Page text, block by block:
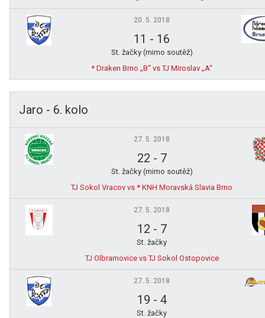
20. 5. 2018
11 - 16
St. žačky (mimo soutěž)
* Draken Brno „B“ vs TJ Miroslav „A“
Jaro - 6. kolo
27. 5. 2018
22 - 7
St. žačky (mimo soutěž)
TJ Sokol Vracov vs * KNH Moravská Slavia Brno
27. 5. 2018
12 - 7
St. žačky
TJ Olbramovice vs TJ Sokol Ostopovice
27. 5. 2018
19 - 4
St. žačky